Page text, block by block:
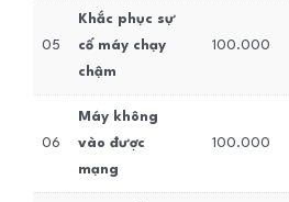
05
Khắc phục sự
cố máy chạy
chậm
100.000
06
Máy không
vào được
mạng
100.000